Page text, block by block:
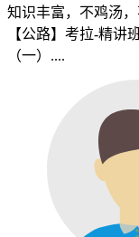
知识丰富，不鸡汤
【公路】考拉-精讲
（一）....